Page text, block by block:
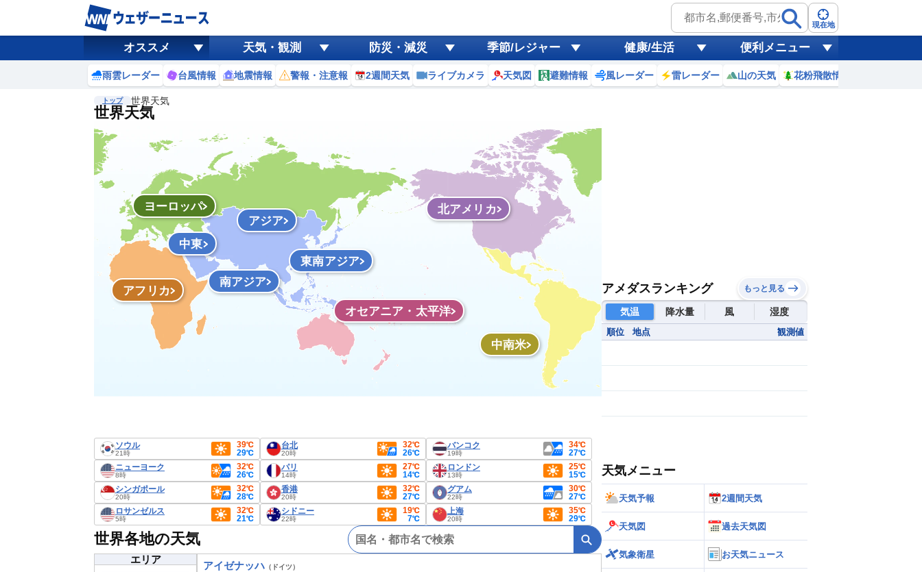
現在地
オススメ 天気・観測 防災・減災 季節/レジャー 健康/生活 便利メニュー
雨雲レーダー 台風情報 地震情報 警報・注意報 2週間天気 ライブカメラ 天気図 避難情報 風レーダー 雷レーダー 山の天気 花粉飛散情報
トップ 世界天気
世界天気
ヨーロッパ
アフリカ
中東
アジア
南アジア
東南アジア
オセアニア・太平洋
北アメリカ
中南米
ソウル
21時
39℃
29℃
台北
20時
32℃
26℃
バンコク
19時
34℃
27℃
ニューヨーク
8時
32℃
26℃
パリ
14時
27℃
14℃
ロンドン
13時
25℃
15℃
シンガポール
20時
32℃
28℃
香港
20時
32℃
27℃
グアム
22時
30℃
27℃
ロサンゼルス
5時
32℃
21℃
シドニー
22時
19℃
7℃
上海
20時
35℃
29℃
世界各地の天気
エリア
アイゼナッハ （ドイツ）
アメダスランキング もっと見る
気温 降水量 風 湿度
順位 地点 観測値
天気メニュー
天気予報 2週間天気
天気図 過去天気図
気象衛星 お天気ニュース